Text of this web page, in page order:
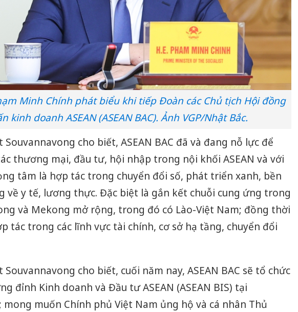
Minh Chính phát biểu khi tiếp Đoàn các Chủ tịch Hội đồng
kinh doanh ASEAN (ASEAN BAC). Ảnh VGP/Nhật Bắc.
Souvannavong cho biết, ASEAN BAC đã và đang nỗ lực để
thương mại, đầu tư, hội nhập trong nội khối ASEAN và với
tâm là hợp tác trong chuyển đổi số, phát triển xanh, bền
về y tế, lương thực. Đặc biệt là gắn kết chuỗi cung ứng trong
và Mekong mở rộng, trong đó có Lào-Việt Nam; đồng thời
tác trong các lĩnh vực tài chính, cơ sở hạ tầng, chuyển đổi
Souvannavong cho biết, cuối năm nay, ASEAN BAC sẽ tổ chức
đỉnh Kinh doanh và Đầu tư ASEAN (ASEAN BIS) tại
mong muốn Chính phủ Việt Nam ủng hộ và cá nhân Thủ